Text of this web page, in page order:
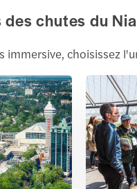
chutes du
immersive, choisissez